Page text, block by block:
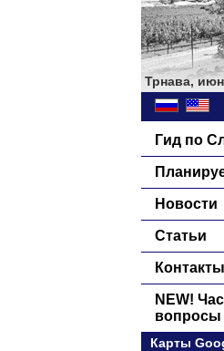
Трнава,
Гид по
Новости
Статьи
Контакты
NEW!
вопросы
Карты